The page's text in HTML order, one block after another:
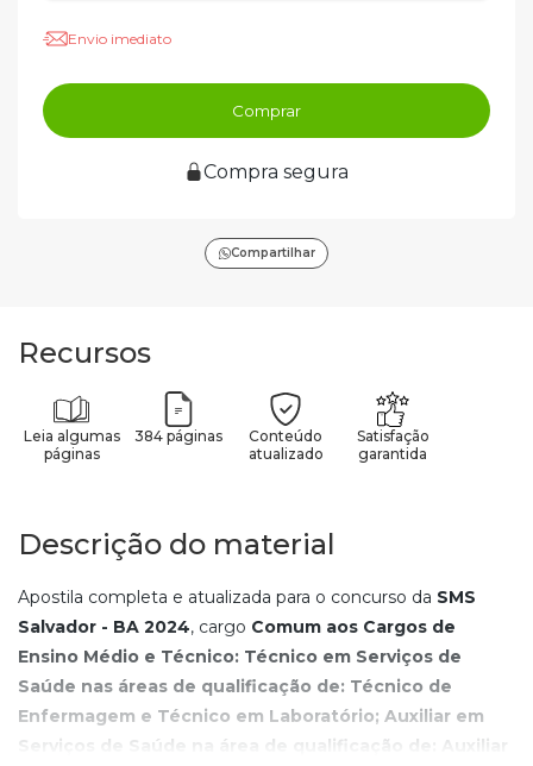
Envio imediato
Comprar
Compra segura
Compartilhar
Recursos
Leia algumas
páginas
384 páginas
Conteúdo
atualizado
Satisfação
garantida
Descrição do material
Apostila completa e atualizada para o concurso da SMS
Salvador - BA 2024, cargo Comum aos Cargos de
Ensino Médio e Técnico: Técnico em Serviços de
Saúde nas áreas de qualificação de: Técnico de
Enfermagem e Técnico em Laboratório; Auxiliar em
Serviços de Saúde na área de qualificação de: Auxiliar